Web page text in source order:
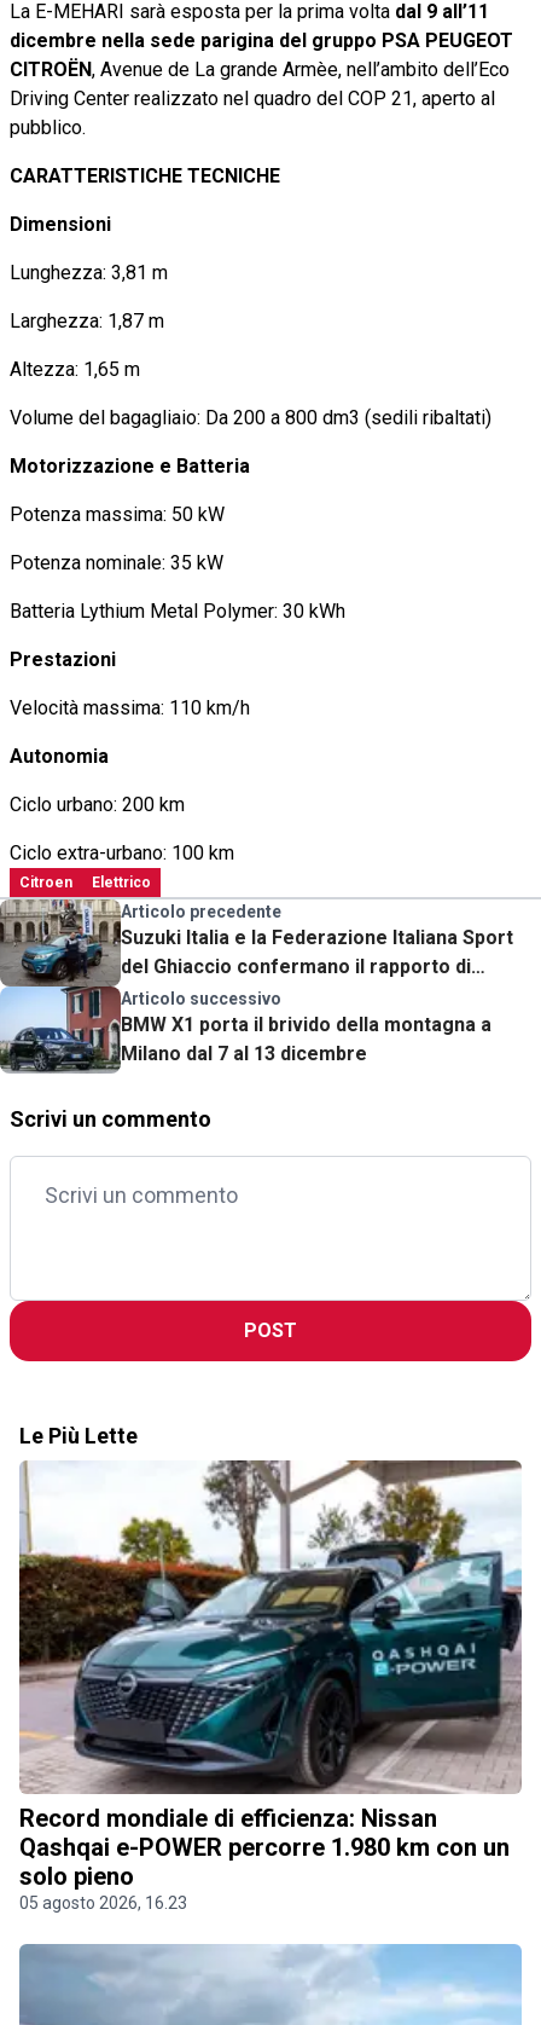
La E-MEHARI sarà esposta per la prima volta dal 9 all’11
dicembre nella sede parigina del gruppo PSA PEUGEOT
CITROËN, Avenue de La grande Armèe, nell’ambito dell’Eco
Driving Center realizzato nel quadro del COP 21, aperto al
pubblico.
CARATTERISTICHE TECNICHE
Dimensioni
Lunghezza: 3,81 m
Larghezza: 1,87 m
Altezza: 1,65 m
Volume del bagagliaio: Da 200 a 800 dm3 (sedili ribaltati)
Motorizzazione e Batteria
Potenza massima: 50 kW
Potenza nominale: 35 kW
Batteria Lythium Metal Polymer: 30 kWh
Prestazioni
Velocità massima: 110 km/h
Autonomia
Ciclo urbano: 200 km
Ciclo extra-urbano: 100 km
Citroen Elettrico
Articolo precedente
Suzuki Italia e la Federazione Italiana Sport
del Ghiaccio confermano il rapporto di
collaborazione
Articolo successivo
BMW X1 porta il brivido della montagna a
Milano dal 7 al 13 dicembre
Scrivi un commento
POST
Le Più Lette
Record mondiale di efficienza: Nissan
Qashqai e-POWER percorre 1.980 km con un
solo pieno
05 agosto 2026, 16.23